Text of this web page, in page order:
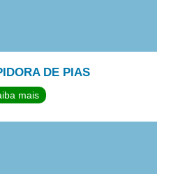
DE PIAS
mais